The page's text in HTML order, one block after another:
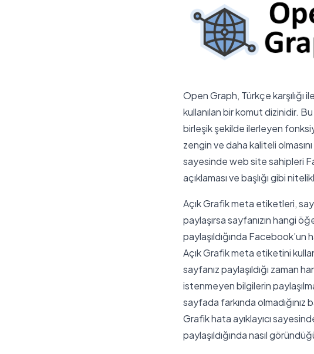
Open Graph, Türkçe karşılığı
kullanılan bir komut dizinidir.
birleşik şekilde ilerleyen
zengin ve daha kaliteli
sayesinde web site sahipleri
açıklaması ve başlığı gibi
Açık Grafik meta etiketleri,
paylaşırsa sayfanızın hangi
paylaşıldığında
Açık Grafik meta etiketini
sayfanız paylaşıldığı zaman
istenmeyen bilgilerin
sayfada farkında olmadığınız
Grafik hata ayıklayıcı
paylaşıldığında nasıl